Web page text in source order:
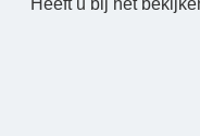
Heeft u bij het